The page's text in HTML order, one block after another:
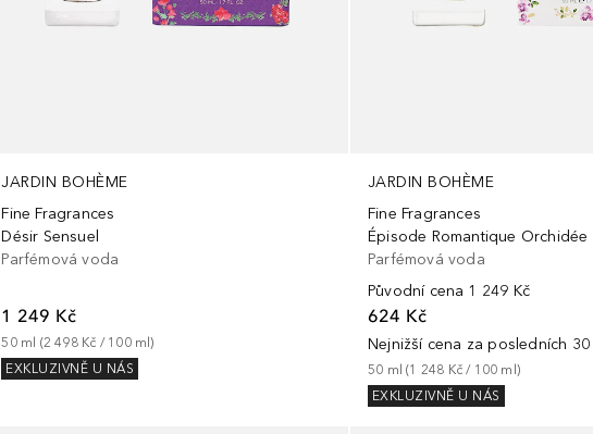
JARDIN BOHÈME
Fine Fragrances
Désir Sensuel
Parfémová voda
1 249 Kč
50 ml (2 498 Kč / 100 ml)
EXKLUZIVNĚ U NÁS
JARDIN BOHÈME
Fine Fragrances
Épisode Romantique Orchidée
Parfémová voda
Původní cena 1 249 Kč
624 Kč
Nejnižší cena za posledních
50 ml (1 248 Kč / 100 ml)
EXKLUZIVNĚ U NÁS